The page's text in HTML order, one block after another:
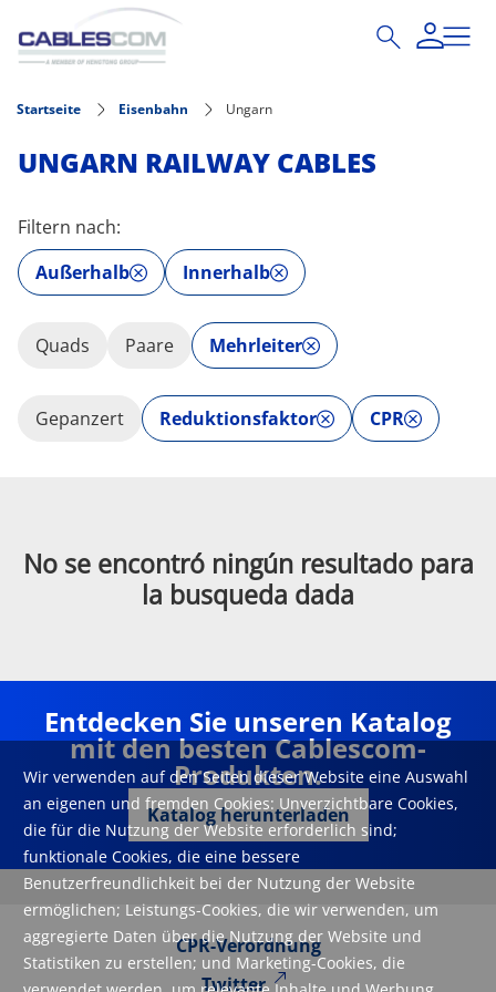
Direkt zum Inhalt
Wir verwenden auf den Seiten dieser Website eine Auswahl
an eigenen und fremden Cookies: Unverzichtbare Cookies,
die für die Nutzung der Website erforderlich sind;
funktionale Cookies, die eine bessere
Benutzerfreundlichkeit bei der Nutzung der Website
ermöglichen; Leistungs-Cookies, die wir verwenden, um
aggregierte Daten über die Nutzung der Website und
Statistiken zu erstellen; und Marketing-Cookies, die
Startseite Eisenbahn Ungarn
UNGARN RAILWAY CABLES
Filtern nach:
Außerhalb
Innerhalb
Quads Paare Mehrleiter
Gepanzert Reduktionsfaktor CPR
No se encontró ningún resultado para
la busqueda dada
Entdecken Sie unseren Katalog
mit den besten Cablescom-
Produkten.
Katalog herunterladen
CPR-Verordnung
Twitter